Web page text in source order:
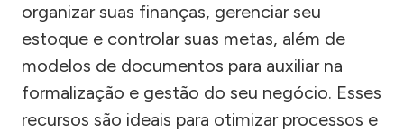
organizar suas finanças, gerenciar seu
estoque e controlar suas metas, além de
modelos de documentos para auxiliar na
formalização e gestão do seu negócio. Esses
recursos são ideais para otimizar processos e